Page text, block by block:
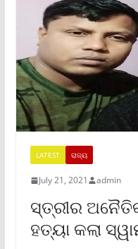
LATEST ରାଜ୍ୟ
July 21, 2021 admin
ସ୍ତ୍ରୀର
ହତ୍ୟା କଲା